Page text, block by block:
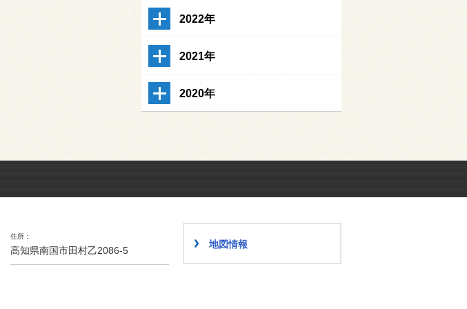
2022年
2021年
2020年
住所
高知県南国市田村乙2086-5
地図情報